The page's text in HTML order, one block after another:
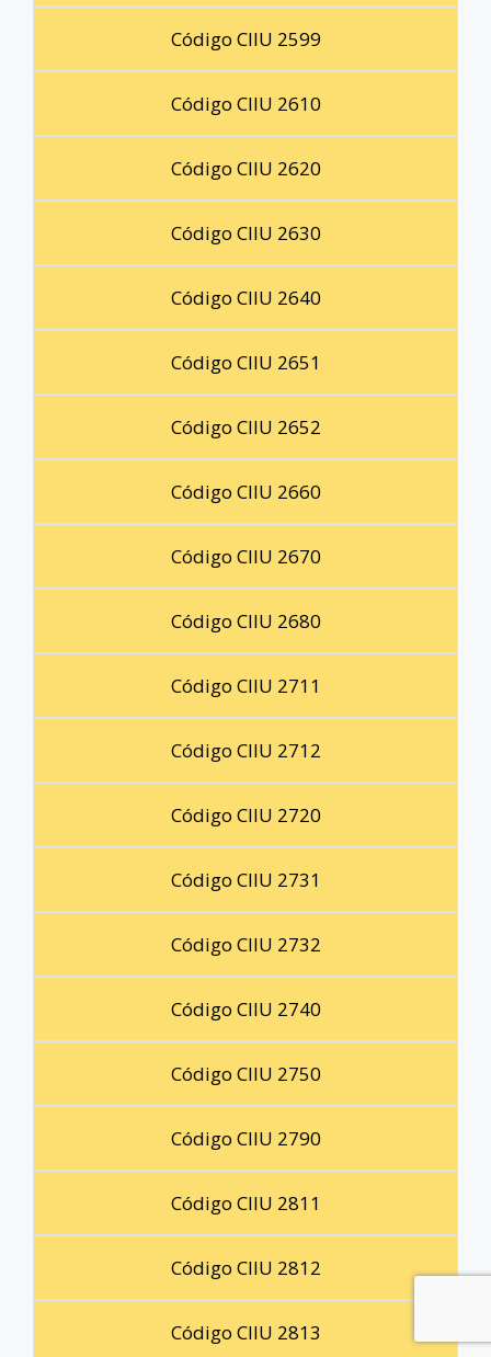
Código CIIU 2599
Código CIIU 2610
Código CIIU 2620
Código CIIU 2630
Código CIIU 2640
Código CIIU 2651
Código CIIU 2652
Código CIIU 2660
Código CIIU 2670
Código CIIU 2680
Código CIIU 2711
Código CIIU 2712
Código CIIU 2720
Código CIIU 2731
Código CIIU 2732
Código CIIU 2740
Código CIIU 2750
Código CIIU 2790
Código CIIU 2811
Código CIIU 2812
Código CIIU 2813